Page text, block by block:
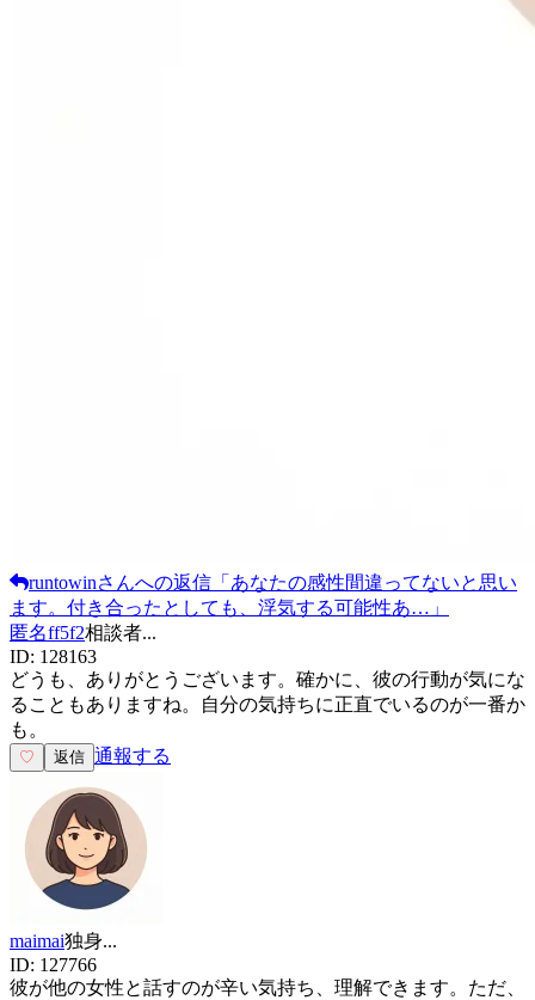
runtowinさんへの返信 「 あなたの感性間違ってないと思い
ます。付き合ったとしても、浮気する可能性あ… 」
匿名ff5f2相談者...
ID: 128163
どうも、ありがとうございます。確かに、彼の行動が気にな
ることもありますね。自分の気持ちに正直でいるのが一番か
も。
♡ 返信 通報する
maimai独身...
ID: 127766
彼が他の女性と話すのが辛い気持ち、理解できます。ただ、